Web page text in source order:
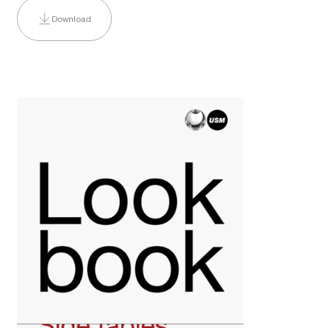
Download